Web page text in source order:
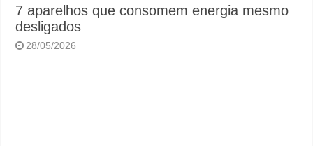
7 aparelhos que consomem energia mesmo
desligados
28/05/2026